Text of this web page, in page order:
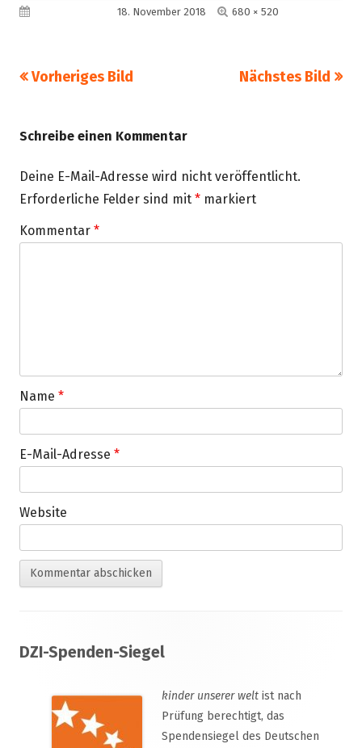
Veröffentlicht am18. November 2018 Volle
680 × 520
Vorheriges Bild Nächstes Bild
Schreibe einen Kommentar
Deine E-Mail-Adresse wird nicht veröffentlicht.
Erforderliche Felder sind mit * markiert
Kommentar *
Name *
E-Mail-Adresse *
Website
Inhalt
DZI-Spenden-Siegel
kinder unserer welt ist nach
Prüfung berechtigt, das
Spendensiegel des Deutschen